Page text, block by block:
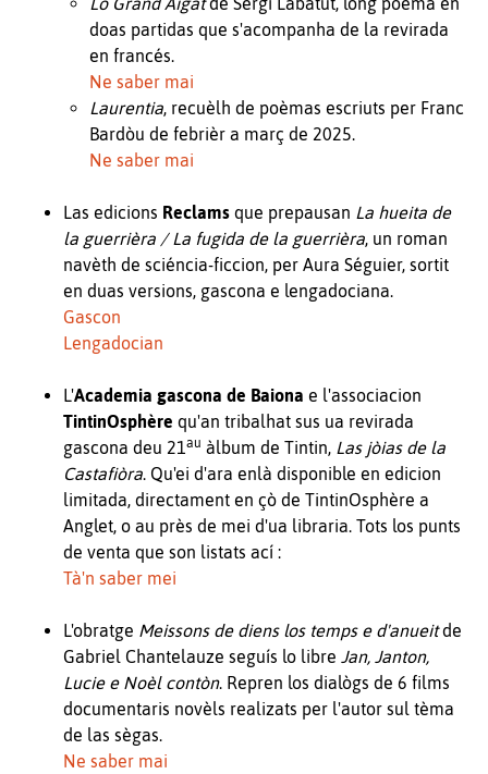
doas partidas que s'acompanha de la revirada
en francés.
Ne saber mai
Laurentia, recuèlh de poèmas escriuts per Franc
Bardòu de febrièr a març de 2025.
Ne saber mai
Las edicions Reclams que prepausan La hueita de
la guerrièra / La fugida de la guerrièra, un roman
navèth de sciéncia-ficcion, per Aura Séguier, sortit
en duas versions, gascona e lengadociana.
Gascon
Lengadocian
L'Academia gascona de Baiona e l'associacion
TintinOsphère qu'an tribalhat sus ua revirada
gascona deu 21au àlbum de Tintin, Las jòias de la
Castafiòra. Qu'ei d'ara enlà disponible en edicion
limitada, directament en çò de TintinOsphère a
Anglet, o au près de mei d'ua libraria. Tots los punts
de venta que son listats ací :
Tà'n saber mei
L'obratge Meissons de diens los temps e d'anueitde
Gabriel Chantelauze seguís lo libre Jan, Janton,
Lucie e Noèl contòn. Repren los dialògs de 6 films
documentaris novèls realizats per l'autor sul tèma
de las sègas.
Ne saber mai